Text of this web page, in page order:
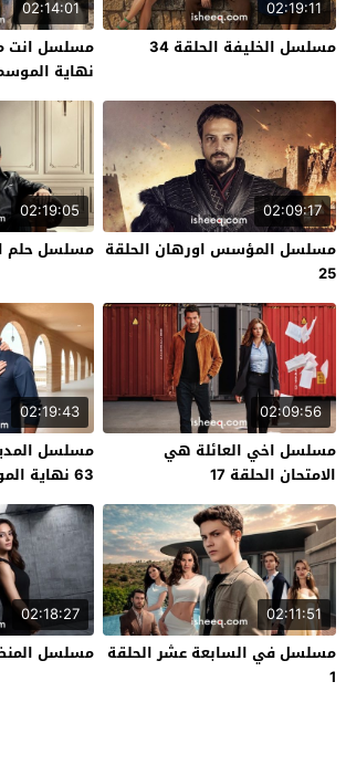
02:19:11
مسلسل الخليفة الحلقة 34
02:14:01
نهاية
02:09:17
مسلسل المؤسس اورهان الحلقة
25
02:19:05
مسلسل حلم
02:09:56
مسلسل اخي العائلة هي
الامتحان الحلقة 17
02:19:43
مسلسل
63 نهاية الموسم
02:11:51
مسلسل في السابعة عشر الحلقة
1
02:18:27
مسلسل